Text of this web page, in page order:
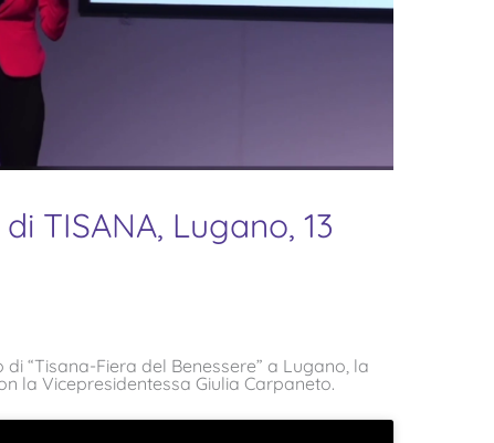
TISANA, Lugano, 13
“Tisana-Fiera del Benessere” a Lugano, la
la Vicepresidentessa Giulia Carpaneto.